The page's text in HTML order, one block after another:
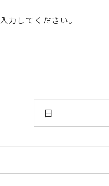
力してください。